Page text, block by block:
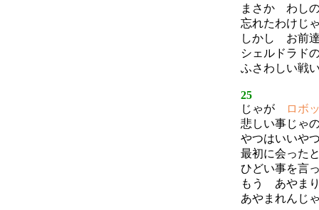
まさか わし
忘れたわけじ
しかし お前
シェルドラド
ふさわしい戦
25
じゃが
ロボ
悲しい事じ
やつはいいや
最初に会った
ひどい事を言
もう あやま
あやまれんじ